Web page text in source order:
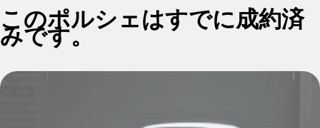
このポルシェはすでに成約済
みです。
売約済